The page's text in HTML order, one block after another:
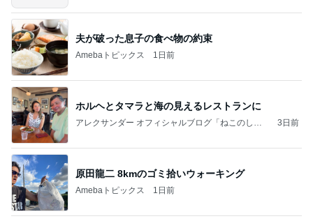
夫が破った息子の食べ物の約束
Amebaトピックス 1日前
ホルヘとタマラと海の見えるレストランに
アレクサンダー オフィシャルブログ「ねこのしっ
3日前
原田龍二 8kmのゴミ拾いウォーキング
Amebaトピックス 1日前